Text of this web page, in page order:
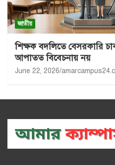
জাতীয়
শিক্ষক বদলিতে বেসরকারি
আপাতত বিবেচনায় নয়
June 22, 2026